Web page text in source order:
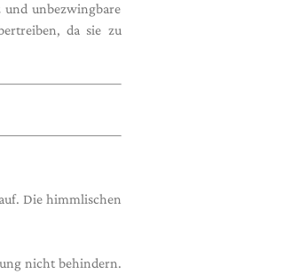
unbezwingbare
da sie zu
Die himmlischen
nicht behindern.